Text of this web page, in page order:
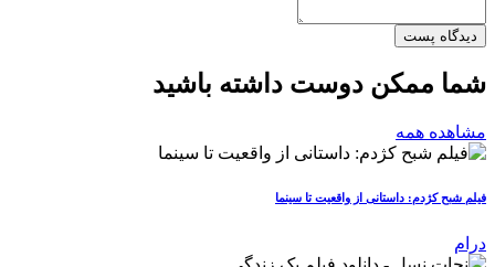
دیدگاه پست
شما ممکن دوست داشته باشید
مشاهده همه
فیلم شبح کژدم: داستانی از واقعیت تا سینما
درام